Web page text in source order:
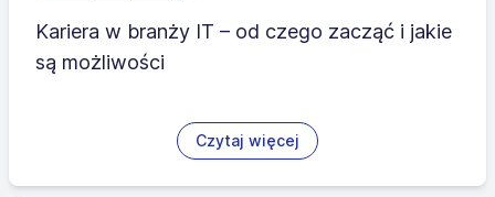
Kariera w branży IT – od czego zacząć i jakie
są możliwości
Czytaj więcej